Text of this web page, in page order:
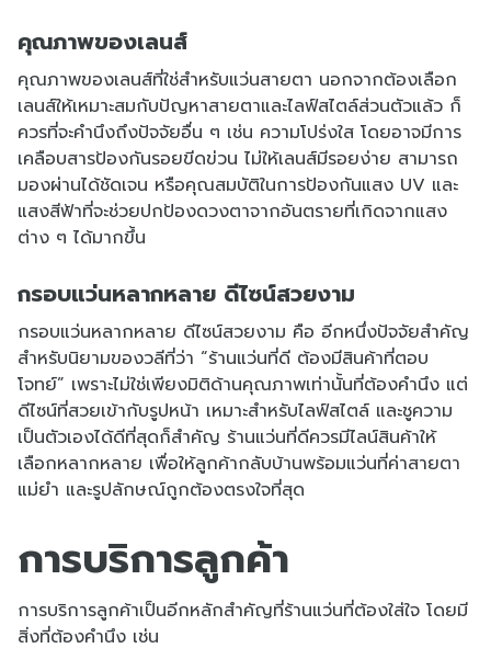
คุณภาพของเลนส์
คุณภาพของเลนส์ที่ใช่สำหรับแว่นสายตา นอกจากต้องเลือก
เลนส์ให้เหมาะสมกับปัญหาสายตาและไลฟ์สไตล์ส่วนตัวแล้ว ก็
ควรที่จะคำนึงถึงปัจจัยอื่น ๆ เช่น ความโปร่งใส โดยอาจมีการ
เคลือบสารป้องกันรอยขีดข่วน ไม่ให้เลนส์มีรอยง่าย สามารถ
มองผ่านได้ชัดเจน หรือคุณสมบัติในการป้องกันแสง UV และ
แสงสีฟ้าที่จะช่วยปกป้องดวงตาจากอันตรายที่เกิดจากแสง
ต่าง ๆ ได้มากขึ้น
กรอบแว่นหลากหลาย ดีไซน์สวยงาม
กรอบแว่นหลากหลาย ดีไซน์สวยงาม คือ อีกหนึ่งปัจจัยสำคัญ
สำหรับนิยามของวลีที่ว่า “ร้านแว่นที่ดี ต้องมีสินค้าที่ตอบ
โจทย์” เพราะไม่ใช่เพียงมิติด้านคุณภาพเท่านั้นที่ต้องคำนึง แต่
ดีไซน์ที่สวยเข้ากับรูปหน้า เหมาะสำหรับไลฟ์สไตล์ และชูความ
เป็นตัวเองได้ดีที่สุดก็สำคัญ ร้านแว่นที่ดีควรมีไลน์สินค้าให้
เลือกหลากหลาย เพื่อให้ลูกค้ากลับบ้านพร้อมแว่นที่ค่าสายตา
แม่ยำ และรูปลักษณ์ถูกต้องตรงใจที่สุด
การบริการลูกค้า
การบริการลูกค้าเป็นอีกหลักสำคัญที่ร้านแว่นที่ต้องใส่ใจ โดยมี
สิ่งที่ต้องคำนึง เช่น